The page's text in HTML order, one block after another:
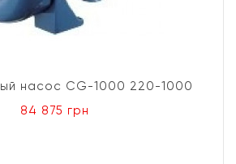
насос CG-1000 220-1000
84 875 грн